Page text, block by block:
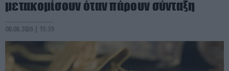
μετακομίσουν όταν πάρουν σύνταξη
08.08.2026 | 15:39